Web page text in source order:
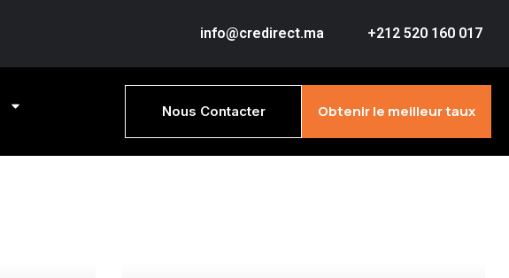
info@credirect.ma +212 520 160 017
Obtenir le meilleur taux
Nous Contacter